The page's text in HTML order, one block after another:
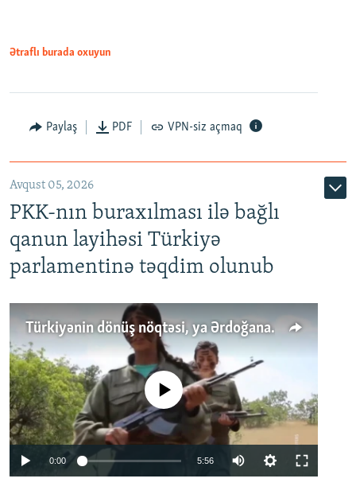
Ətraflı burada oxuyun
Paylaş PDF VPN-siz açmaq
Avqust 05, 2026
PKK-nın buraxılması ilə bağlı
qanun layihəsi Türkiyə
parlamentinə təqdim olunub
Türkiyənin dönüş nöqtəsi, ya Ərdoğana üçüncü şans: PKK ilə qəfil barışıq nə deməkdir?
No media source currently available
0:00 5:56